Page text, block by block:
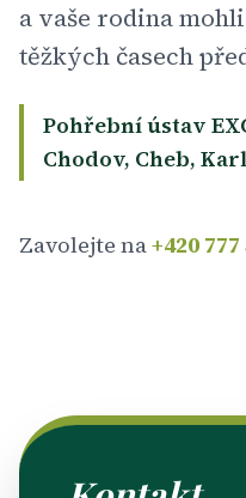
a vaše rodina
těžkých časech
Pohřební ústav
Chodov, Cheb,
Zavolejte na+420